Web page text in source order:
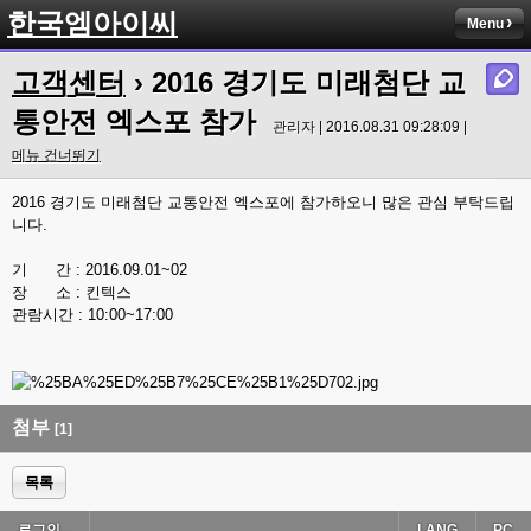
한국엠아이씨 Menu
고객센터 › 2016 경기도 미래첨단 교
통안전 엑스포 참가
관리자 | 2016.08.31 09:28:09 |
메뉴 건너뛰기
2016 경기도 미래첨단 교통안전 엑스포에 참가하오니 많은 관심 부탁드립
니다.
기 간 : 2016.09.01~02
장 소 : 킨텍스
관람시간 : 10:00~17:00
첨부 [1]
목록